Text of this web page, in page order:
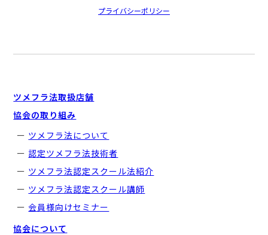
プライバシーポリシー
ツメフラ法取扱店舗
協会の取り組み
ツメフラ法について
認定ツメフラ法技術者
ツメフラ法認定スクール法紹介
ツメフラ法認定スクール講師
会員様向けセミナー
協会について